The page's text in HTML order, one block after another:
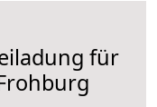
für